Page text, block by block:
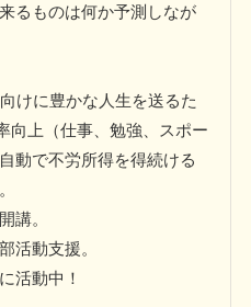
るものは何か予測しなが
けに豊かな人生を送るた
向上（仕事、勉強、スポー
動で不労所得を得続ける
講。
活動支援。
活動中！